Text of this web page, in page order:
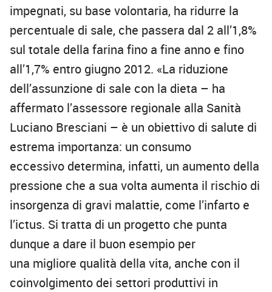
impegnati, su base volontaria, ha ridurre la
percentuale di sale, che passera dal 2 all’1,8%
sul totale della farina fino a fine anno e fino
all’1,7% entro giugno 2012. «La riduzione
dell’assunzione di sale con la dieta – ha
affermato l’assessore regionale alla Sanità
Luciano Bresciani – è un obiettivo di salute di
estrema importanza: un consumo
eccessivo determina, infatti, un aumento della
pressione che a sua volta aumenta il rischio di
insorgenza di gravi malattie, come l’infarto e
l’ictus. Si tratta di un progetto che punta
dunque a dare il buon esempio per
una migliore qualità della vita, anche con il
coinvolgimento dei settori produttivi in